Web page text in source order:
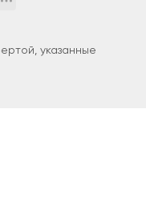
указанные